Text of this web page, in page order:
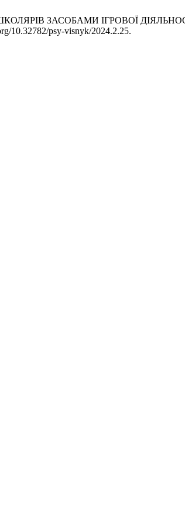
ЗАСОБАМИ ІГРОВОЇ
10.32782/psy-visnyk/2024.2.25.